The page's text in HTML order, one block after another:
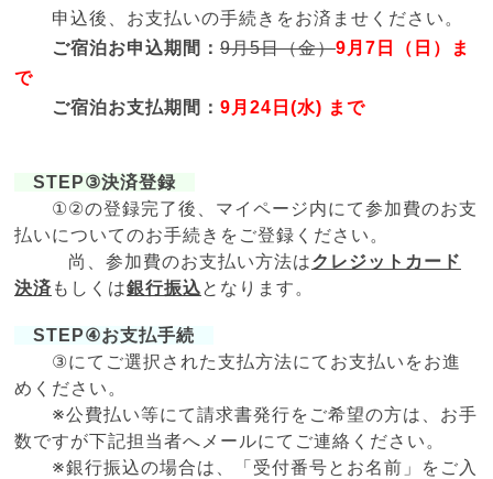
申込後、お支払いの手続きをお済ませください。
ご宿泊お申込期間： 9月5日（金）9月7日（日）ま
で
ご宿泊お支払期間： 9月24日(水) まで
STEP③決済登録
①②の登録完了後、マイページ内にて参加費のお支
払いについてのお手続きをご登録ください。
尚、参加費のお支払い方法はクレジットカード
決済 もしくは銀行振込となります。
STEP④お支払手続
③にてご選択された支払方法にてお支払いをお進
めください。
※公費払い等にて請求書発行をご希望の方は、お手
数ですが下記担当者へメールにてご連絡ください。
※銀行振込の場合は、「受付番号とお名前」をご入